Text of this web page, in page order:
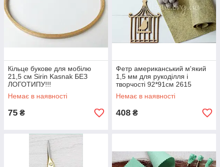
Кільце букове для мобілю
21,5 см Sirin Kasnak БЕЗ
ЛОГОТИПУ!!!
Немає в наявності
75 ₴
Фетр американський м'який
1,5 мм для рукоділля і
творчості 92*91см 2615
Cobblestone Бруківка
Немає в наявності
408 ₴